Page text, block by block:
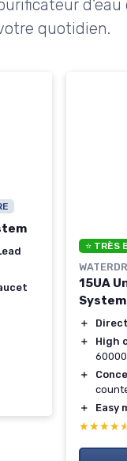
quotidien.
⭐ TRÈS
15UA
System
＋
＋
High
＋
＋
Easy
★★★★★
★★★★★